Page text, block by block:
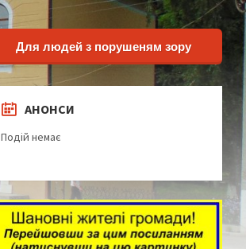
Для людей з порушеням зору
АНОНСИ
Подій немає